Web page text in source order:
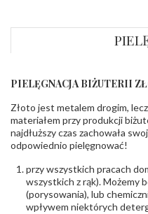
KAMIENIE
Rodzaje
kamieni:
Liczba kamieni:
Szlif kamieni:
(łącznie)
INNE PARAMETRY
PIELĘGNACJA BIŻUTERII
Złoto jest metalem drogim,
materiałem przy produkcji
najdłuższy czas zachowała
odpowiednio pielęgnować!
przy wszystkich pracach
wszystkich z rąk). Możemy
(porysowania), lub
wpływem niektórych